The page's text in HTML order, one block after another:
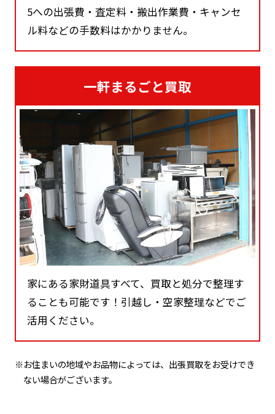
5への出張費・査定料・搬出作業費・キャンセ
ル料などの手数料はかかりません。
一軒まるごと買取
家にある家財道具すべて、買取と処分で整理す
ることも可能です！引越し・空家整理などでご
活用ください。
※お住まいの地域やお品物によっては、出張買取をお受けでき
ない場合がございます。